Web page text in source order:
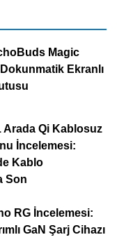
Magic
Ekranlı
Arada Qi Kablosuz
İncelemesi:
Kablo
Son
RG İncelemesi:
GaN Şarj Cihazı